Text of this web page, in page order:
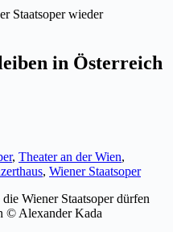
Staatsoper wieder
in Österreich
, Theater an der Wien,
, Wiener Staatsoper
Wiener Staatsoper dürfen
© Alexander Kada